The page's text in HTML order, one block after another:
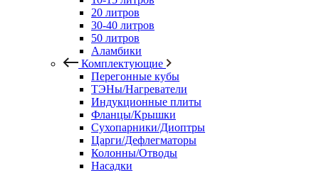
20 литров
30-40 литров
50 литров
Аламбики
Комплектующие
Перегонные кубы
ТЭНы/Нагреватели
Индукционные плиты
Фланцы/Крышки
Сухопарники/Диоптры
Царги/Дефлегматоры
Колонны/Отводы
Насадки